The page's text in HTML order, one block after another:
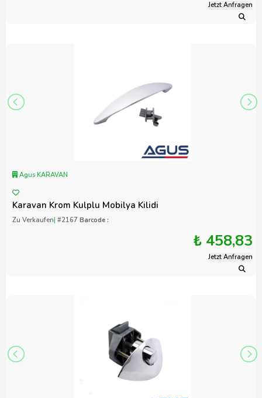
Jetzt Anfragen
Agus KARAVAN
Karavan Krom Kulplu Mobilya Kilidi
Zu Verkaufen| #2167 Barcode :
₺ 458,83
Jetzt Anfragen